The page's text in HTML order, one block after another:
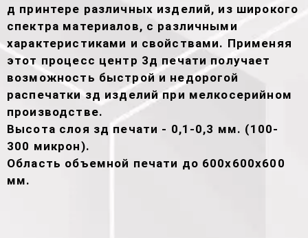
д принтере различных изделий, из широкого
спектра материалов, с различными
характеристиками и свойствами. Применяя
этот процесс центр 3д печати получает
возможность быстрой и недорогой
распечатки зд изделий при мелкосерийном
производстве.
Высота слоя зд печати - 0,1-0,3 мм. (100-
300 микрон).
Область объемной печати до 600х600х600
мм.